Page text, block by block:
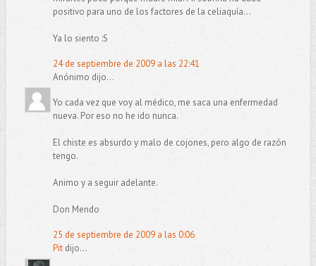
positivo para uno de los factores de la celiaquía...
Ya lo siento :S
24 de septiembre de 2009 a las 22:41
Anónimo dijo...
Yo cada vez que voy al médico, me saca una enfermedad
nueva. Por eso no he ido nunca.
El chiste es absurdo y malo de cojones, pero algo de razón
tengo.
Animo y a seguir adelante.
Don Mendo
25 de septiembre de 2009 a las 0:06
Pitdijo...